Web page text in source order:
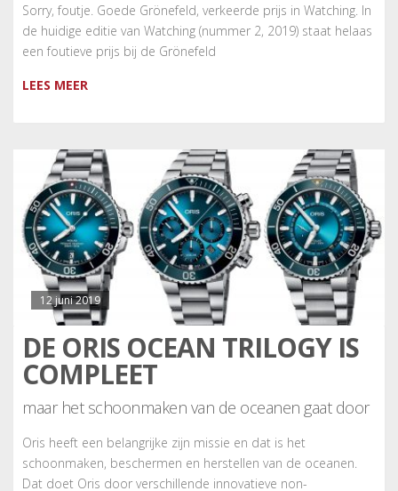
Sorry, foutje. Goede Grönefeld, verkeerde prijs in Watching. In
de huidige editie van Watching (nummer 2, 2019) staat helaas
een foutieve prijs bij de Grönefeld
LEES MEER
12 juni 2019
DE ORIS OCEAN TRILOGY IS
COMPLEET
maar het schoonmaken van de oceanen gaat door
Oris heeft een belangrijke zijn missie en dat is het
schoonmaken, beschermen en herstellen van de oceanen.
Dat doet Oris door verschillende innovatieve non-